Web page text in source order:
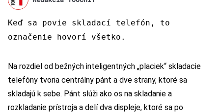
Keď sa povie skladací telefón, to
označenie hovorí všetko.
Na rozdiel od bežných inteligentných „placiek“ skladacie
telefóny tvoria centrálny pánt a dve strany, ktoré sa
skladajú k sebe. Pánt slúži ako os na skladanie a
rozkladanie prístroja a delí dva displeje, ktoré sa po